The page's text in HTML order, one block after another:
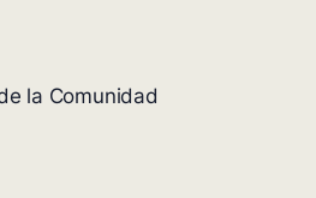
la Comunidad